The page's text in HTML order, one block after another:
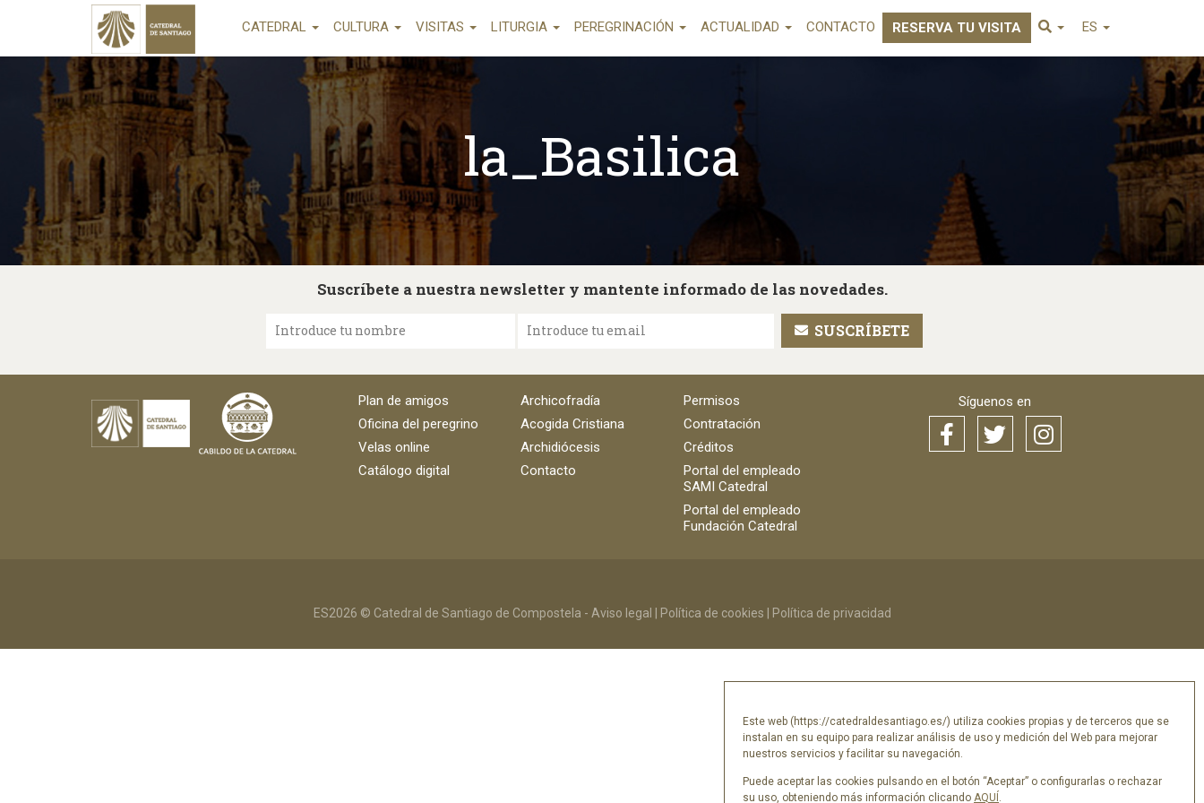
Este web (https://catedraldesantiago.es/) utiliza cookies propias y de terceros que se
instalan en su equipo para realizar análisis de uso y medición del Web para mejorar
nuestros servicios y facilitar su navegación.
Puede aceptar las cookies pulsando en el botón “Aceptar” o configurarlas o rechazar
su uso, obteniendo más información clicando AQUÍ.
CATEDRAL CULTURA VISITAS LITURGIA PEREGRINACIÓN ACTUALIDAD CONTACTO RESERVA TU VISITA ES
la_Basilica
Suscríbete a nuestra newsletter y mantente informado de las novedades.
Introduce tu nombre Introduce tu email
Plan de amigos Archicofradía
Permisos
Oficina del peregrino
Acogida Cristiana
Contratación
Velas online
Archidiócesis
Créditos
Catálogo digital
Contacto
Portal del empleado
SAMI Catedral
Portal del empleado
Fundación Catedral
Síguenos en
ES2026 © Catedral de Santiago de Compostela - Aviso legal Política de cookies Política de privacidad